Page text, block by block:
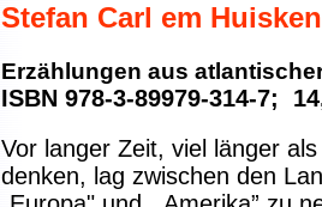
Stefan Carl em
Erzählungen aus
ISBN 978-3-89979-314-7;
Vor langer Zeit, viel länger
denken, lag zwischen den